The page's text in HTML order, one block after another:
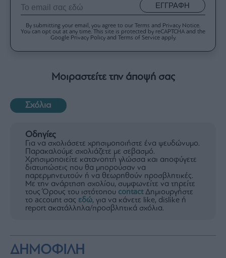
ΕΓΓΡΑΦΗ
By submitting your email, you agree to our Terms and Privacy Notice.
You can opt out at any time. This site is protected by reCAPTCHA and the
Google Privacy Policy and Terms of Service apply.
Μοιραστείτε την άποψή σας
Σχόλια
Οδηγίες
Για να σχολιάσετε χρησιμοποιήστε ένα ψευδώνυμο.
Παρακαλούμε σχολιάζετε με σεβασμό.
Χρησιμοποιείτε κατανοητή γλώσσα και αποφύγετε
διατυπώσεις που θα μπορούσαν να
παρερμηνευτούν ή να θεωρηθούν προσβλητικές.
Με την ανάρτηση σχολίου, συμφωνείτε να τηρείτε
τους Όρους του ιστότοπου contactΔημιουργήστε
το account σας εδώ, για να κάνετε like, dislike ή
report ακατάλληλα/προσβλητικά σχόλια.
ΔΗΜΟΦΙΛΗ